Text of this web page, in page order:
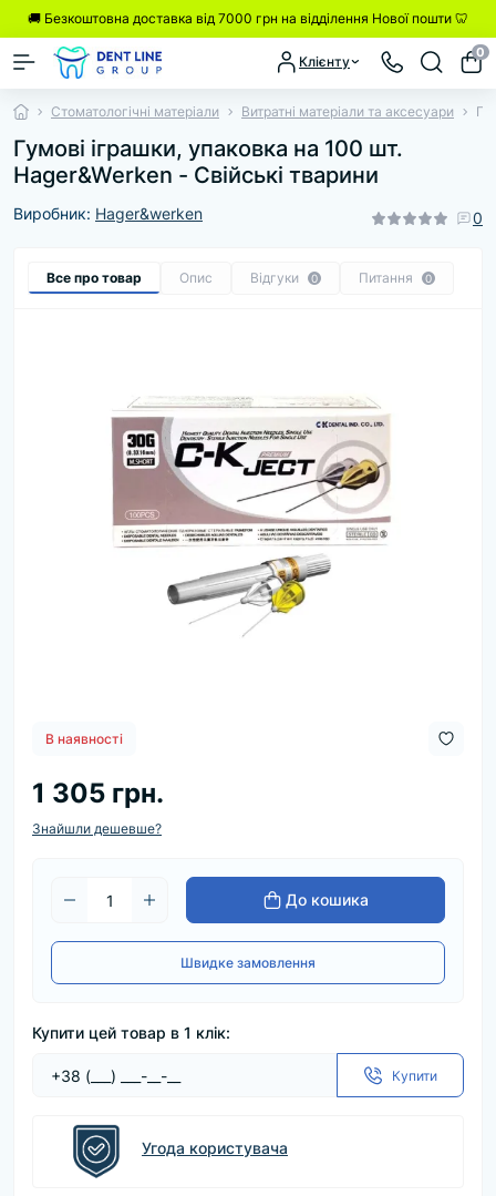
🚚 Безкоштовна доставка від 7000 грн на відділення Нової пошти 🦷
Клієнту
0
Стоматологічні матеріали Витратні матеріали та аксесуари
Гумові іграшки, упаковка на 100 шт.
Hager&Werken - Свійські тварини
Виробник: Hager&werken 0
Все про товар Опис Відгуки 0 Питання 0
В наявності
1 305 грн.
Знайшли дешевше?
До кошика
Швидке замовлення
Купити цей товар в 1 клік:
Купити
Угода користувача